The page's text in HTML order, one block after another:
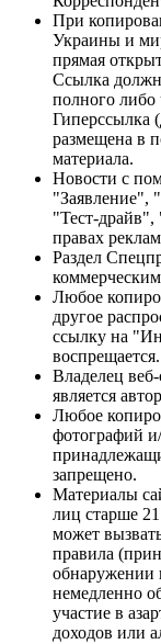
При
Украины и
прямая
Ссылка
полного либо
Гиперссылка
размещена в
материала.
Новости с
"Заявление",
"Тест-
правах
Раздел
Любое
другое
ссылку на
воспрещается.
Владелец
является
Любое
фотографий
запрещено.
Материалы
лиц старше
может
правила
обнаружении
немедленно
участие в
доходов или